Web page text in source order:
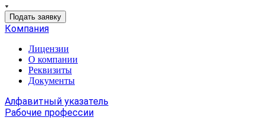
Подать заявку
Компания
Лицензии
О компании
Реквизиты
Документы
Алфавитный указатель
Рабочие профессии